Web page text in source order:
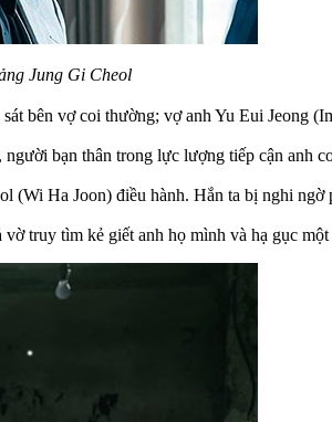
Jung Gi Cheol
bên vợ coi thường; vợ anh Yu Eui Jeong
bạn thân trong lực lượng tiếp cận anh
Ha Joon) điều hành. Hắn ta bị nghi ngờ
truy tìm kẻ giết anh họ mình và hạ gục